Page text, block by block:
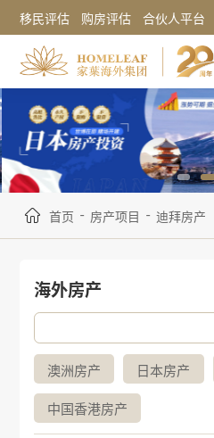
移民评估 购房评估 合伙人平台
首页 - 房产项目 - 迪拜房产
海外房产
澳洲房产 日本房产
中国香港房产